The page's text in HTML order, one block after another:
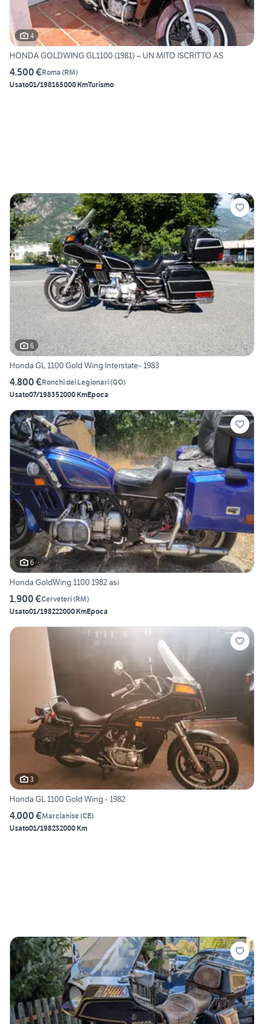
4
HONDA GOLDWING GL1100 (1981) – UN MITO ISCRITTO AS
4.500 €Roma (RM)
Usato01/198165000 KmTurismo
6
Honda GL 1100 Gold Wing Interstate- 1983
4.800 €Ronchi dei Legionari(GO)
Usato07/198352000 KmEpoca
6
Honda GoldWing 1100 1982 asi
1.900 €Cerveteri(RM)
Usato01/198222000 KmEpoca
3
Honda GL 1100 Gold Wing - 1982
4.000 €Marcianise(CE)
Usato01/198232000 Km